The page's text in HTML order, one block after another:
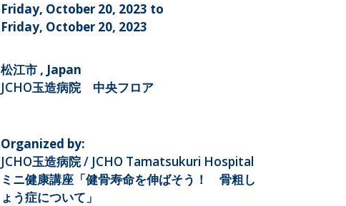
Friday, October 20, 2023 to
Friday, October 20, 2023
松江市 , Japan
JCHO玉造病院 中央フロア
Organized by:
JCHO玉造病院 / JCHO Tamatsukuri Hospital
ミニ健康講座「健骨寿命を伸ばそう！ 骨粗し
ょう症について」